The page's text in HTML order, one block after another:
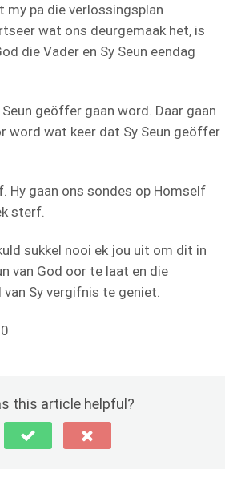
my pa die verlossingsplan
wat ons deurgemaak het, is
die Vader en Sy Seun eendag
geöffer gaan word. Daar gaan
word wat keer dat Sy Seun geöffer
Hy gaan ons sondes op Homself
sterf.
sukkel nooi ek jou uit om dit in
van God oor te laat en die
Sy vergifnis te geniet.
this article helpful?